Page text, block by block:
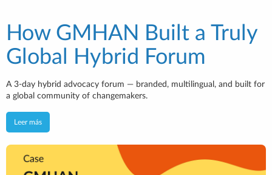
How GMHAN Built a Truly
Global Hybrid Forum
A 3-day hybrid advocacy forum — branded, multilingual, and built for
a global community of changemakers.
Leer más